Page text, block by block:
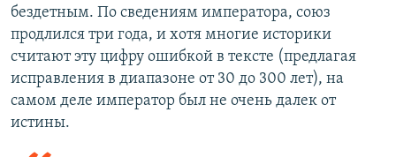
бездетным. По сведениям императора, союз
продлился три года, и хотя многие историки
считают эту цифру ошибкой в тексте (предлагая
исправления в диапазоне от 30 до 300 лет), на
самом деле император был не очень далек от
истины.